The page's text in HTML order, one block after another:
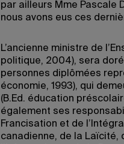
par ailleurs Mme Pascale
nous avons eus ces
L’ancienne ministre de
politique, 2004), sera
personnes diplômées
économie, 1993), qui
(B.Ed. éducation
également ses
Francisation et de
canadienne, de la Laïcité,